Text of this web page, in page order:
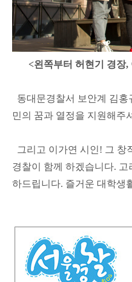
<왼쪽부터 허현기 경장
동대문경찰서 보안계 김홍
민의 꿈과 열정을 지원해주
그리고 이가연 시인! 그 창
경찰이 함께 하겠습니다.
하드립니다. 즐거운 대학생